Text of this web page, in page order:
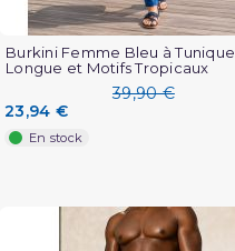
Burkini Femme Bleu à Tunique
Longue et Motifs Tropicaux
39,90 €
23,94 €
En stock